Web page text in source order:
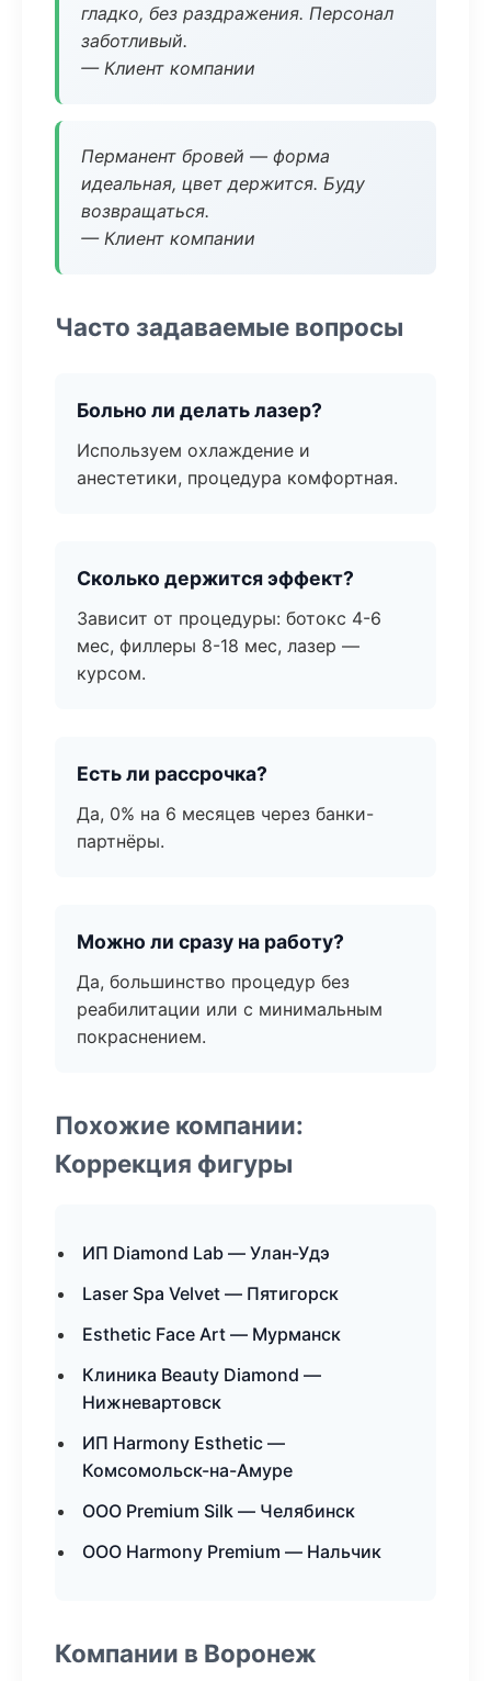
гладко, без раздражения. Персонал
заботливый.
— Клиент компании
Перманент бровей — форма
идеальная, цвет держится. Буду
возвращаться.
— Клиент компании
Часто задаваемые вопросы
Больно ли делать лазер?
Используем охлаждение и
анестетики, процедура комфортная.
Сколько держится эффект?
Зависит от процедуры: ботокс 4-6
мес, филлеры 8-18 мес, лазер —
курсом.
Есть ли рассрочка?
Да, 0% на 6 месяцев через банки-
партнёры.
Можно ли сразу на работу?
Да, большинство процедур без
реабилитации или с минимальным
покраснением.
Похожие компании:
Коррекция фигуры
ИП Diamond Lab — Улан-Удэ
Laser Spa Velvet — Пятигорск
Esthetic Face Art — Мурманск
Клиника Beauty Diamond —
Нижневартовск
ИП Harmony Esthetic —
Комсомольск-на-Амуре
ООО Premium Silk — Челябинск
ООО Harmony Premium — Нальчик
Компании в Воронеж